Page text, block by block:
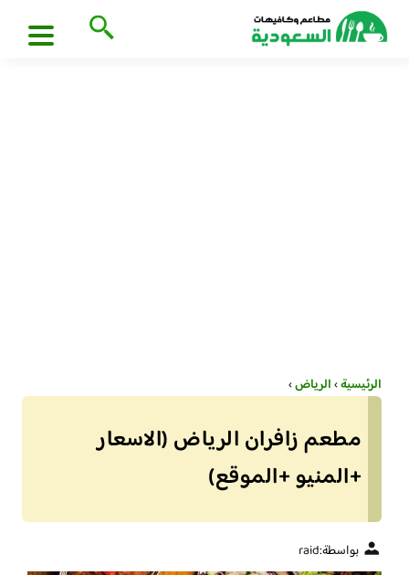
الرئيسية›الرياض›
مطعم زافران الرياض (الاسعار
+المنيو +الموقع)
بواسطة:raid